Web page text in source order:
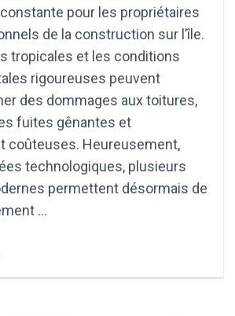
pour les propriétaires
de la construction sur l’île.
tropicales et les conditions
rigoureuses peuvent
des dommages aux toitures,
fuites gênantes et
coûteuses. Heureusement,
technologiques, plusieurs
permettent désormais de
…